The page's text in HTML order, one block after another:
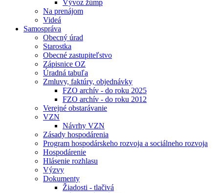
Vývoz žúmp
Na prenájom
Videá
Samospráva
Obecný úrad
Starostka
Obecné zastupiteľstvo
Zápisnice OZ
Úradná tabuľa
Zmluvy, faktúry, objednávky
FZO archív - do roku 2025
FZO archív - do roku 2012
Verejné obstarávanie
VZN
Návrhy VZN
Zásady hospodárenia
Program hospodárskeho rozvoja a sociálneho rozvoja
Hospodárenie
Hlásenie rozhlasu
Výzvy
Dokumenty
Žiadosti - tlačivá